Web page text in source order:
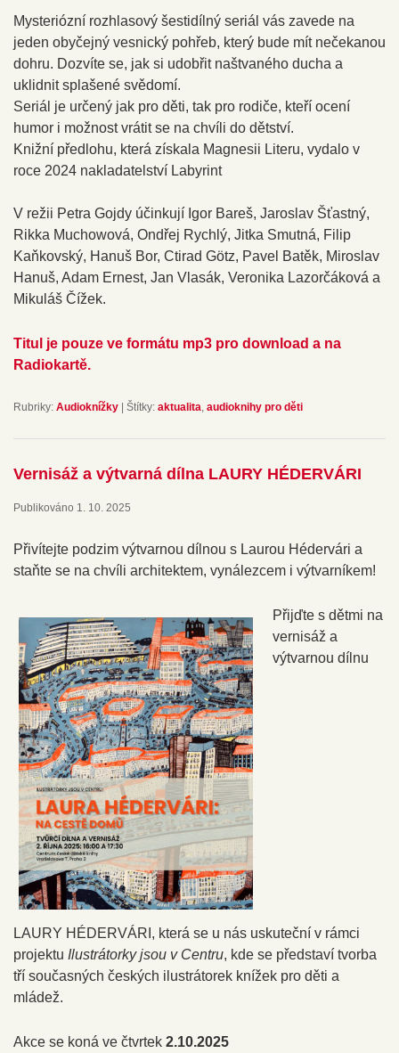
Mysteriózní rozhlasový šestidílný seriál vás zavede na
jeden obyčejný vesnický pohřeb, který bude mít nečekanou
dohru. Dozvíte se, jak si udobřit naštvaného ducha a
uklidnit splašené svědomí.
Seriál je určený jak pro děti, tak pro rodiče, kteří ocení
humor i možnost vrátit se na chvíli do dětství.
Knižní předlohu, která získala Magnesii Literu, vydalo v
roce 2024 nakladatelství Labyrint
V režii Petra Gojdy účinkují Igor Bareš, Jaroslav Šťastný,
Rikka Muchowová, Ondřej Rychlý, Jitka Smutná, Filip
Kaňkovský, Hanuš Bor, Ctirad Götz, Pavel Batěk, Miroslav
Hanuš, Adam Ernest, Jan Vlasák, Veronika Lazorčáková a
Mikuláš Čížek.
Titul je pouze ve formátu mp3 pro download a na
Radiokartě.
Rubriky: Audioknížky | Štítky: aktualita audioknihy pro děti
Vernisáž a výtvarná dílna LAURY HÉDERVÁRI
Publikováno 1. 10. 2025
Přivítejte podzim výtvarnou dílnou s Laurou Hédervári a
staňte se na chvíli architektem, vynálezcem i výtvarníkem!
Přijďte s dětmi na
vernisáž a
výtvarnou dílnu
LAURY HÉDERVÁRI, která se u nás uskuteční v rámci
projektu Ilustrátorky jsou v Centru, kde se představí tvorba
tří současných českých ilustrátorek knížek pro děti a
mládež.
Akce se koná ve čtvrtek 2.10.2025